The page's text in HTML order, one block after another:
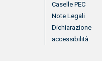
Caselle PEC
Note Legali
Dichiarazione
accessibilità